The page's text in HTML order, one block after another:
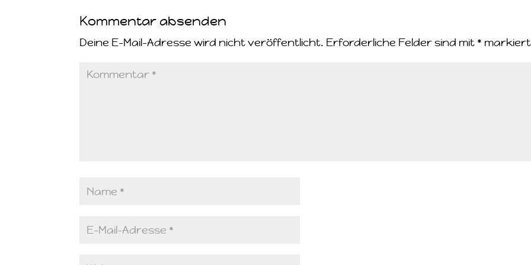
Kommentar absenden
Deine E-Mail-Adresse wird nicht veröffentlicht. Erforderliche Felder sind mit * markiert